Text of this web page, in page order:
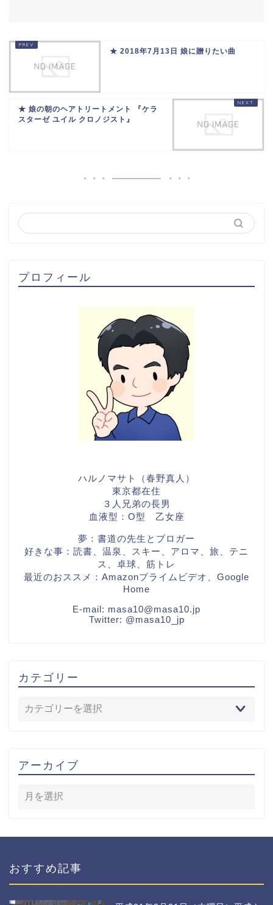
★ 2018年7月13日 娘に贈りたい曲
★ 娘の朝のヘアトリートメント 『ケラ
スターゼ ユイル クロノジスト』
プロフィール
ハルノマサト（春野真人）
東京都在住
３人兄弟の長男
血液型：O型 乙女座
夢：書道の先生とブロガー
好きな事：読書、温泉、スキー、アロマ、旅、テニ
ス、卓球、筋トレ
最近のおススメ：Amazonプライムビデオ、Google
Home
E-mail: masa10@masa10.jp
Twitter: @masa10_jp
カテゴリー
アーカイブ
おすすめ記事